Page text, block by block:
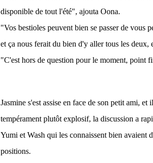
disponible de tout l'été", ajouta Oona.
"Vos bestioles peuvent bien se passer de vous
et ça nous ferait du bien d'y aller tous les
"C'est hors de question pour le moment, point
Jasmine s'est assise en face de son petit ami,
tempérament plutôt explosif, la discussion a
Yumi et Wash qui les connaissent bien avaient
positions.